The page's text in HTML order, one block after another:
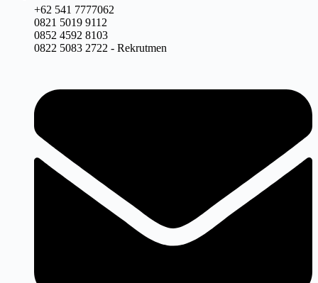
+62 541 7777062
0821 5019 9112
0852 4592 8103
0822 5083 2722 - Rekrutmen